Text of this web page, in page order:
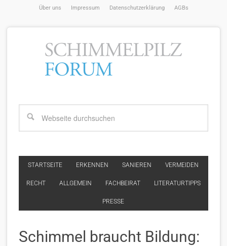
Über uns Impressum Datenschutzerklärung AGBs
STARTSEITE ERKENNEN SANIEREN VERMEIDEN
RECHT ALLGEMEIN FACHBEIRAT LITERATURTIPPS
PRESSE
Schimmel braucht Bildung: